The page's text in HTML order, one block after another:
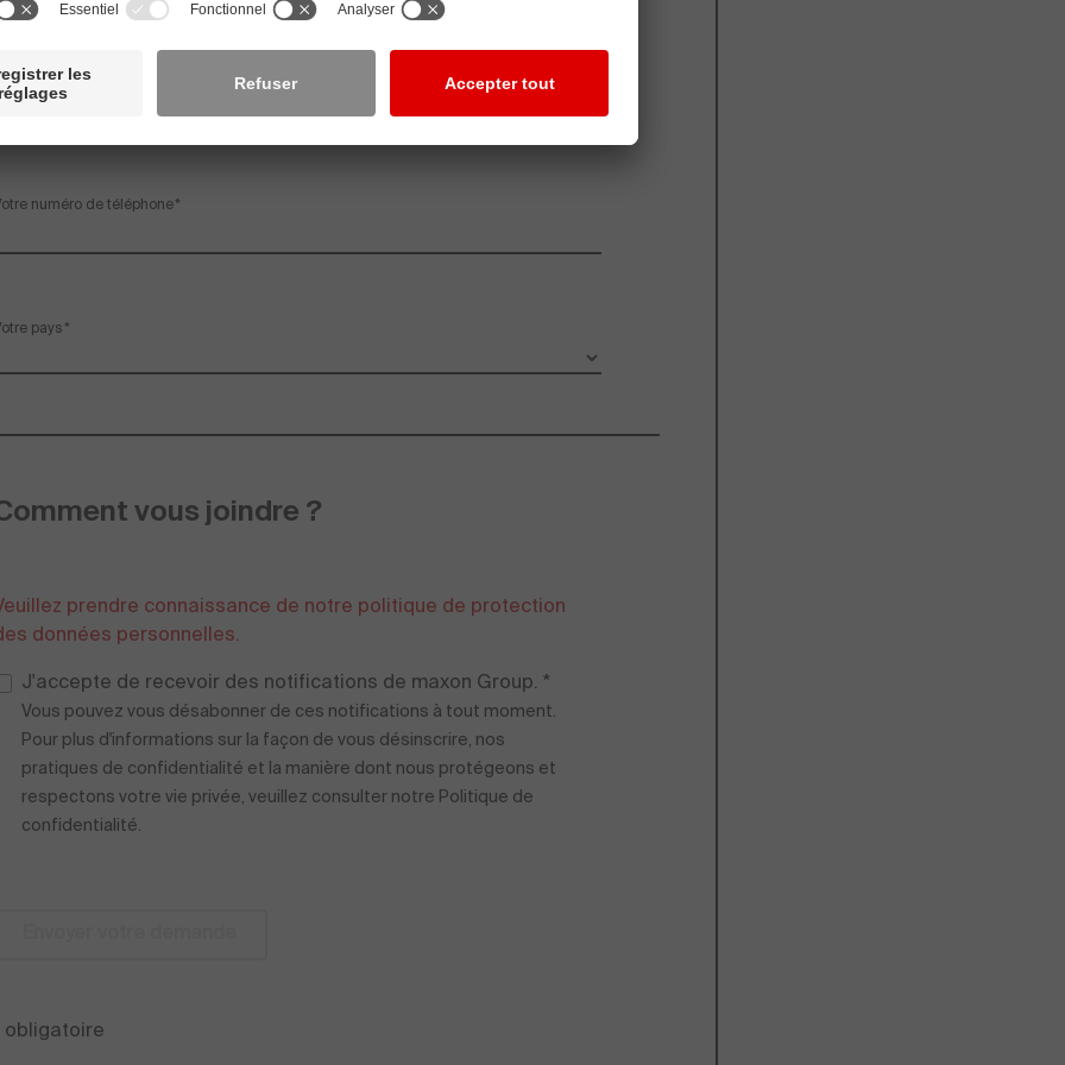
adresse e-mail
numéro de téléphone
pays
vous joindre ?
prendre connaissance de notre politique de protection
données personnelles.
J'accepte de recevoir des notifications de maxon Group. *
Vous pouvez vous désabonner de ces notifications à tout moment.
Pour plus d'informations sur la façon de vous désinscrire, nos
pratiques de confidentialité et la manière dont nous protégeons et
respectons votre vie privée, veuillez consulter notre Politique de
confidentialité.
obligatoire